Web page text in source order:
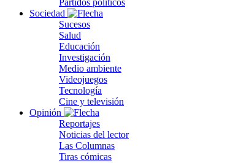
Partidos políticos
Sociedad
Sucesos
Salud
Educación
Investigación
Medio ambiente
Videojuegos
Tecnología
Cine y televisión
Opinión
Reportajes
Noticias del lector
Las Columnas
Tiras cómicas